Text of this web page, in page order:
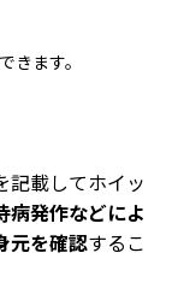
きます。
記載してホイッ
病発作などによ
元を確認するこ